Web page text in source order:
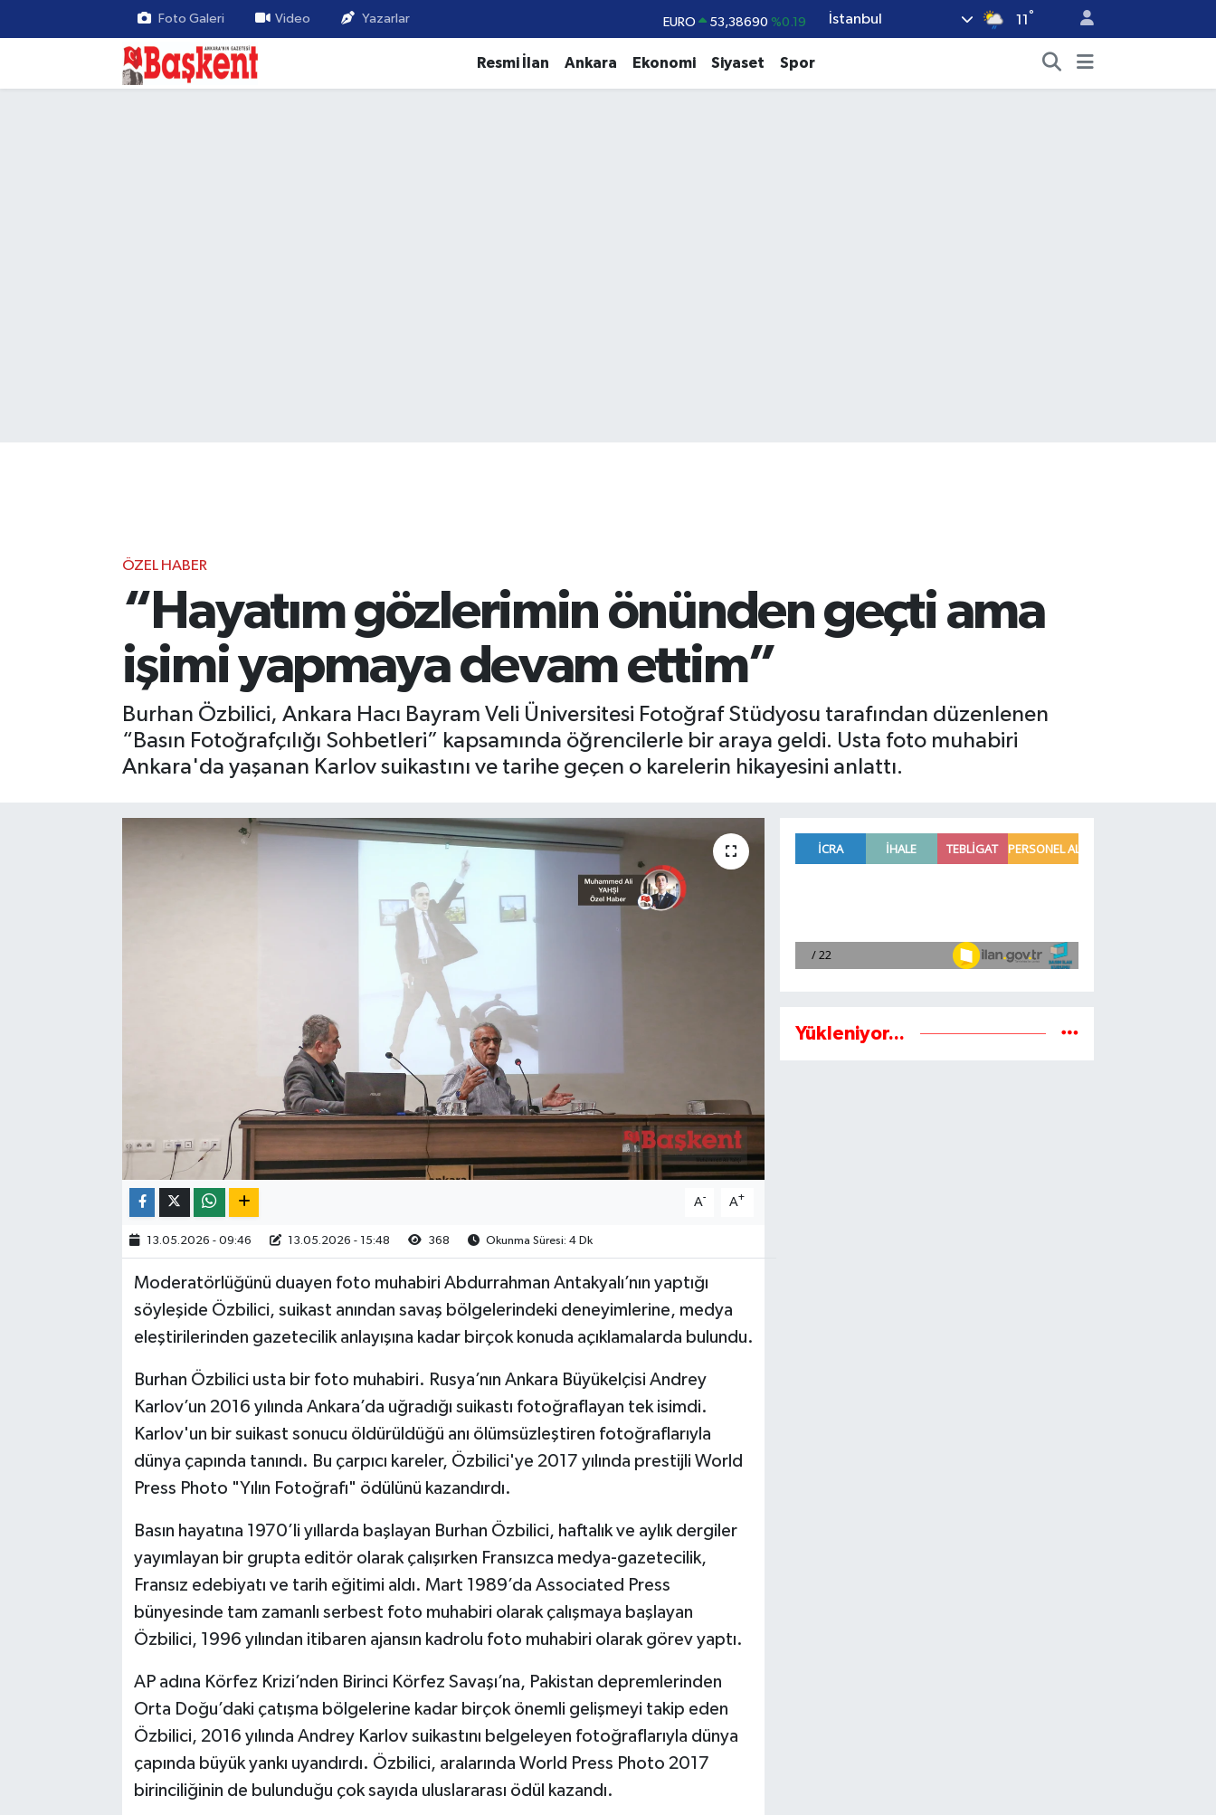
Foto Galeri Video Yazarlar EURO 53,38690 %0.19 İstanbul 11 °
Resmi İlan Ankara Ekonomi Siyaset Spor
ÖZEL HABER
“Hayatım gözlerimin önünden geçti ama
işimi yapmaya devam ettim”
Burhan Özbilici, Ankara Hacı Bayram Veli Üniversitesi Fotoğraf Stüdyosu tarafından düzenlenen
“Basın Fotoğrafçılığı Sohbetleri” kapsamında öğrencilerle bir araya geldi. Usta foto muhabiri
Ankara'da yaşanan Karlov suikastını ve tarihe geçen o karelerin hikayesini anlattı.
A- A+
13.05.2026 - 09:46 13.05.2026 - 15:48 368 Okunma Süresi: 4 Dk
Moderatörlüğünü duayen foto muhabiri Abdurrahman Antakyalı’nın yaptığı
söyleşide Özbilici, suikast anından savaş bölgelerindeki deneyimlerine, medya
eleştirilerinden gazetecilik anlayışına kadar birçok konuda açıklamalarda bulundu.
Burhan Özbilici usta bir foto muhabiri. Rusya’nın Ankara Büyükelçisi Andrey
Karlov’un 2016 yılında Ankara’da uğradığı suikastı fotoğraflayan tek isimdi.
Karlov'un bir suikast sonucu öldürüldüğü anı ölümsüzleştiren fotoğraflarıyla
dünya çapında tanındı. Bu çarpıcı kareler, Özbilici'ye 2017 yılında prestijli World
Press Photo "Yılın Fotoğrafı" ödülünü kazandırdı.
Basın hayatına 1970’li yıllarda başlayan Burhan Özbilici, haftalık ve aylık dergiler
yayımlayan bir grupta editör olarak çalışırken Fransızca medya-gazetecilik,
Fransız edebiyatı ve tarih eğitimi aldı. Mart 1989’da Associated Press
bünyesinde tam zamanlı serbest foto muhabiri olarak çalışmaya başlayan
Özbilici, 1996 yılından itibaren ajansın kadrolu foto muhabiri olarak görev yaptı.
AP adına Körfez Krizi’nden Birinci Körfez Savaşı’na, Pakistan depremlerinden
Orta Doğu’daki çatışma bölgelerine kadar birçok önemli gelişmeyi takip eden
Özbilici, 2016 yılında Andrey Karlov suikastını belgeleyen fotoğraflarıyla dünya
çapında büyük yankı uyandırdı. Özbilici, aralarında World Press Photo 2017
birinciliğinin de bulunduğu çok sayıda uluslararası ödül kazandı.
Yükleniyor...